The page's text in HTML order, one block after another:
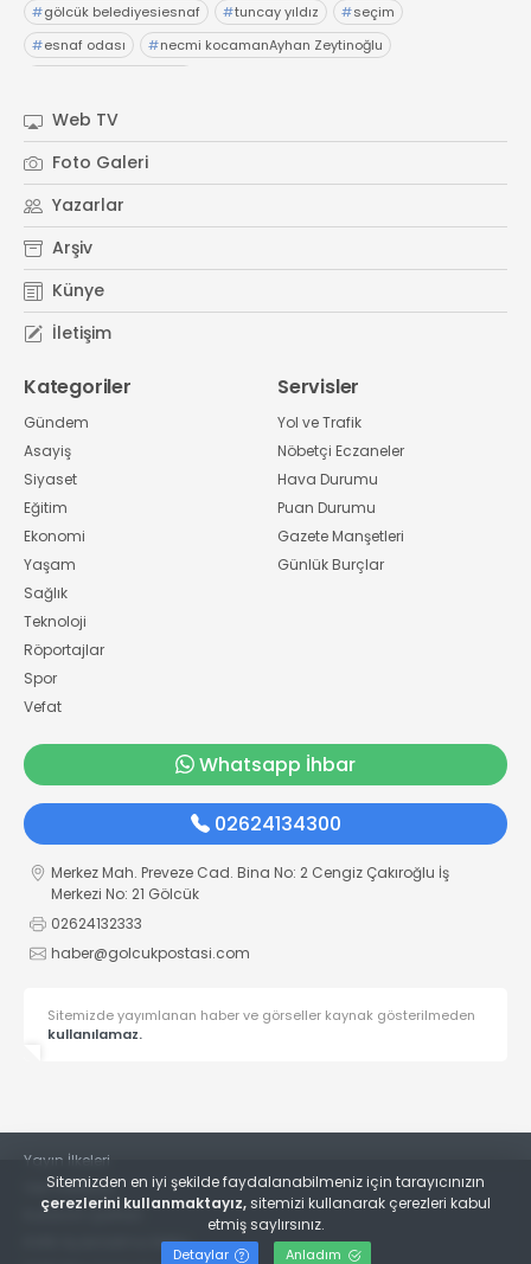
#gölcük belediyesiesnaf #tuncay yıldız #seçim
#esnaf odası #necmi kocamanAyhan Zeytinoğlu
Web TV
Foto Galeri
Yazarlar
Arşiv
Künye
İletişim
Kategoriler
Gündem
Asayiş
Siyaset
Eğitim
Ekonomi
Yaşam
Sağlık
Teknoloji
Röportajlar
Spor
Vefat
Servisler
Yol ve Trafik
Nöbetçi Eczaneler
Hava Durumu
Puan Durumu
Gazete Manşetleri
Günlük Burçlar
Whatsapp İhbar
02624134300
Merkez Mah. Preveze Cad. Bina No: 2 Cengiz Çakıroğlu İş
Merkezi No: 21 Gölcük
02624132333
haber@golcukpostasi.com
Sitemizde yayımlanan haber ve görseller kaynak gösterilmeden
kullanılamaz.
Yayın İlkeleri
Veri Politikası
Kullanım Şartları
KVKK Aydınlatma Metni
Sitemizden en iyi şekilde faydalanabilmeniz için tarayıcınızın
çerezlerini kullanmaktayız, sitemizi kullanarak çerezleri kabul
etmiş saylırsınız.
Detaylar Anladım